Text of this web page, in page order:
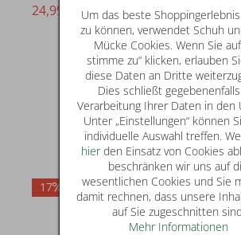
statt* 29,99 €
24,99 €
14,99 €
17 25
Um das beste
zu können, verwendet Schuh
Mücke Cookies. Wenn Sie
stimme zu“ klicken, erlauben
diese Daten an Dritte
Dies schließt
Verarbeitung Ihrer Daten in den
Unter „Einstellungen“ können
individuelle Auswahl treffen.
hierden Einsatz von Cookies
beschränken wir uns auf
wesentlichen Cookies und Sie
damit rechnen, dass unsere
auf Sie zugeschnitten
Mehr Informationen